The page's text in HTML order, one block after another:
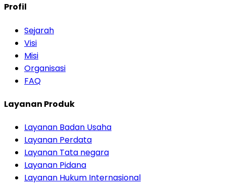
Profil
Sejarah
Visi
Misi
Organisasi
FAQ
Layanan Produk
Layanan Badan Usaha
Layanan Perdata
Layanan Tata negara
Layanan Pidana
Layanan Hukum Internasional